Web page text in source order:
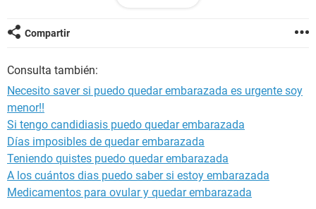
Compartir
Consulta también:
Necesito saver si puedo quedar embarazada es urgente soy
menor!!
Si tengo candidiasis puedo quedar embarazada
Días imposibles de quedar embarazada
Teniendo quistes puedo quedar embarazada
A los cuántos dias puedo saber si estoy embarazada
Medicamentos para ovular y quedar embarazada